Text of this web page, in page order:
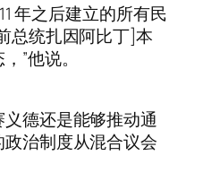
年之后建立的所有民
总统扎因阿比丁]本
”他说。
德还是能够推动通
治制度从混合议会